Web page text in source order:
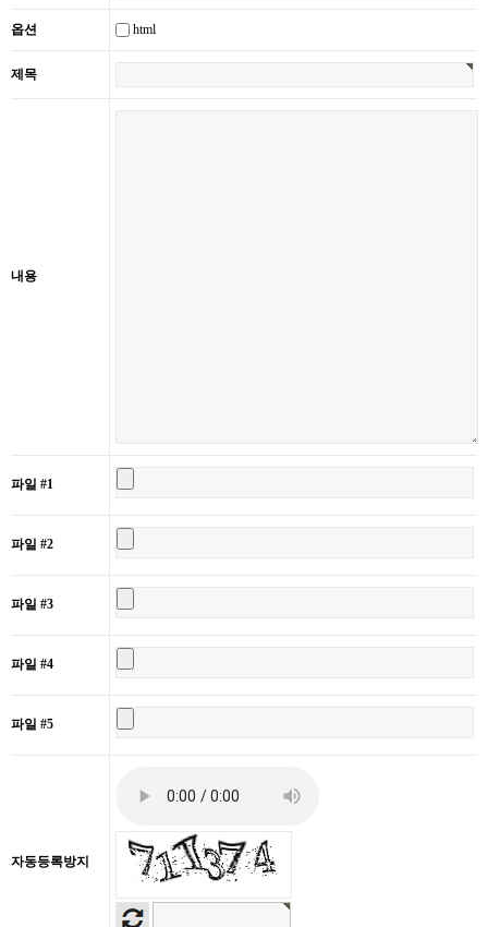
옵션 html
제목
내용
파일 #1
파일 #2
파일 #3
파일 #4
파일 #5
자동등록방지